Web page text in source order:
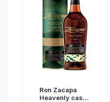
Ron Zacapa
Heavenly cask